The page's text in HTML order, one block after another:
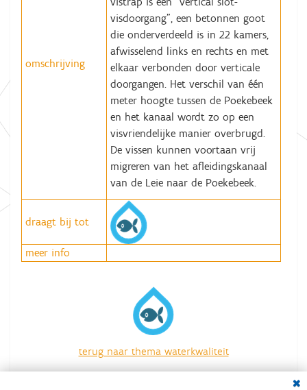
omschrijving
visdoorgang", een betonnen goot
die onderverdeeld is in 22 kamers,
afwisselend links en rechts en met
elkaar verbonden door verticale
doorgangen. Het verschil van één
meter hoogte tussen de Poekebeek
en het kanaal wordt zo op een
visvriendelijke manier overbrugd.
De vissen kunnen voortaan vrij
migreren van het afleidingskanaal
van de Leie naar de Poekebeek.
draagt bij tot
meer info
terug naar thema waterkwaliteit
overzicht van alle acties